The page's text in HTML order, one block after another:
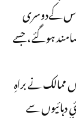
اس کےدوسری
ہو گئے، جسے
ممالک نے براہِ
دہائیوں سے